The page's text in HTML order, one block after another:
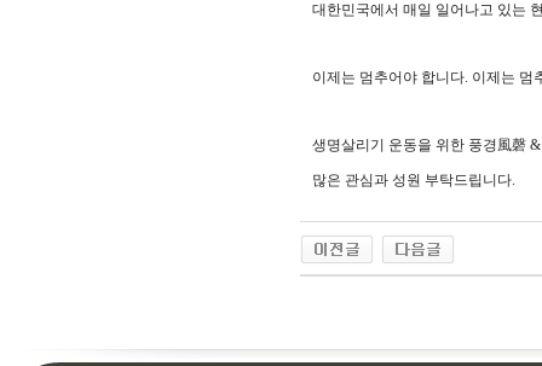
대한민국에서 매일 일어나고 있는
이제는 멈추어야 합니다. 이제는 멈
생명살리기 운동을 위한 풍경風磬
많은 관심과 성원 부탁드립니다.
24Parmacy